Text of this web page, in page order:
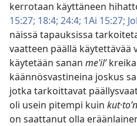
kerrotaan käyttäneen
15:27; 18:4; 24:4; 1Ai 15:27;
näissä tapauksissa
vaatteen päällä käytettävää
käytetään sanan meʽilʹ
käännösvastineina joskus
jotka tarkoittavat
oli usein pitempi kuin
on saattanut olla